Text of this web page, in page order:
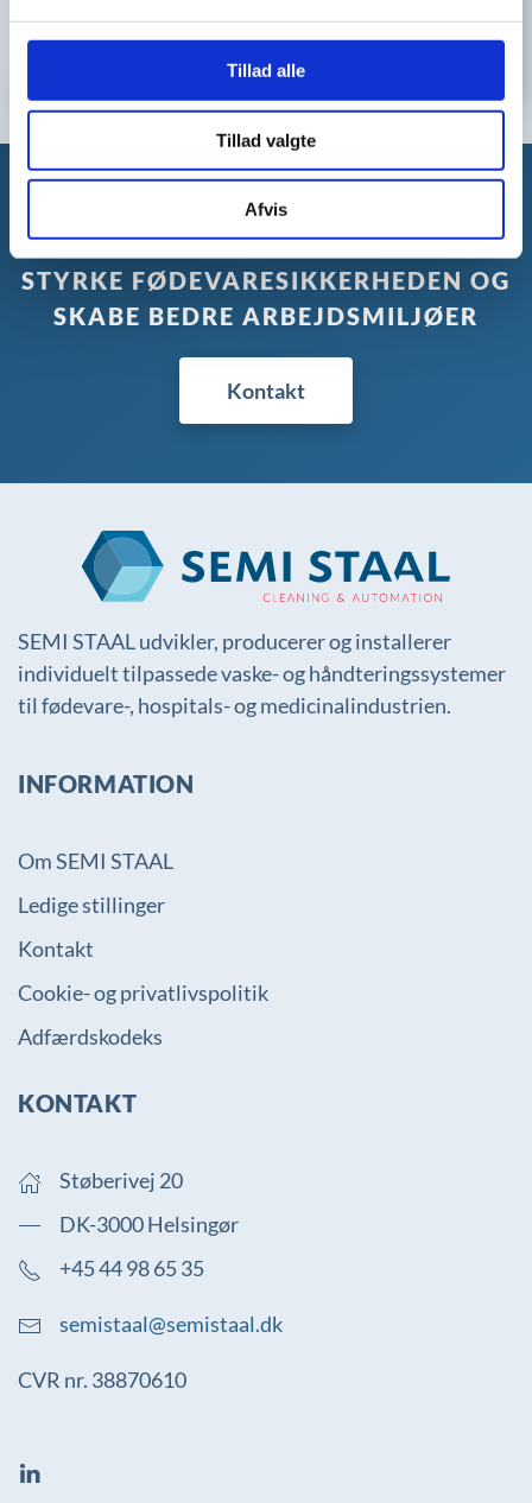
Tillad alle
Tillad valgte
Afvis
VI HJÆLPER MED AT AFBRYDE
SMITTEVEJE PÅ HOSPITALERNE,
STYRKE FØDEVARESIKKERHEDEN OG
SKABE BEDRE ARBEJDSMILJØER
Kontakt
SEMI STAAL udvikler, producerer og installerer
individuelt tilpassede vaske- og håndteringssystemer
til fødevare-, hospitals- og medicinalindustrien.
INFORMATION
Om SEMI STAAL
Ledige stillinger
Kontakt
Cookie- og privatlivspolitik
Adfærdskodeks
KONTAKT
Støberivej 20
DK-3000 Helsingør
+45 44 98 65 35
semistaal@semistaal.dk
CVR nr. 38870610